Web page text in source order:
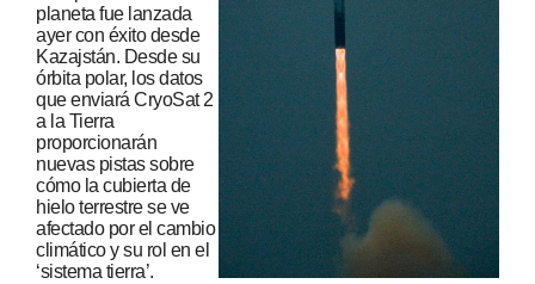
planeta fue lanzada
ayer con éxito desde
Kazajstán. Desde su
órbita polar, los datos
que enviará CryoSat 2
a la Tierra
proporcionarán
nuevas pistas sobre
cómo la cubierta de
hielo terrestre se ve
afectado por el cambio
climático y su rol en el
‘sistema tierra’.